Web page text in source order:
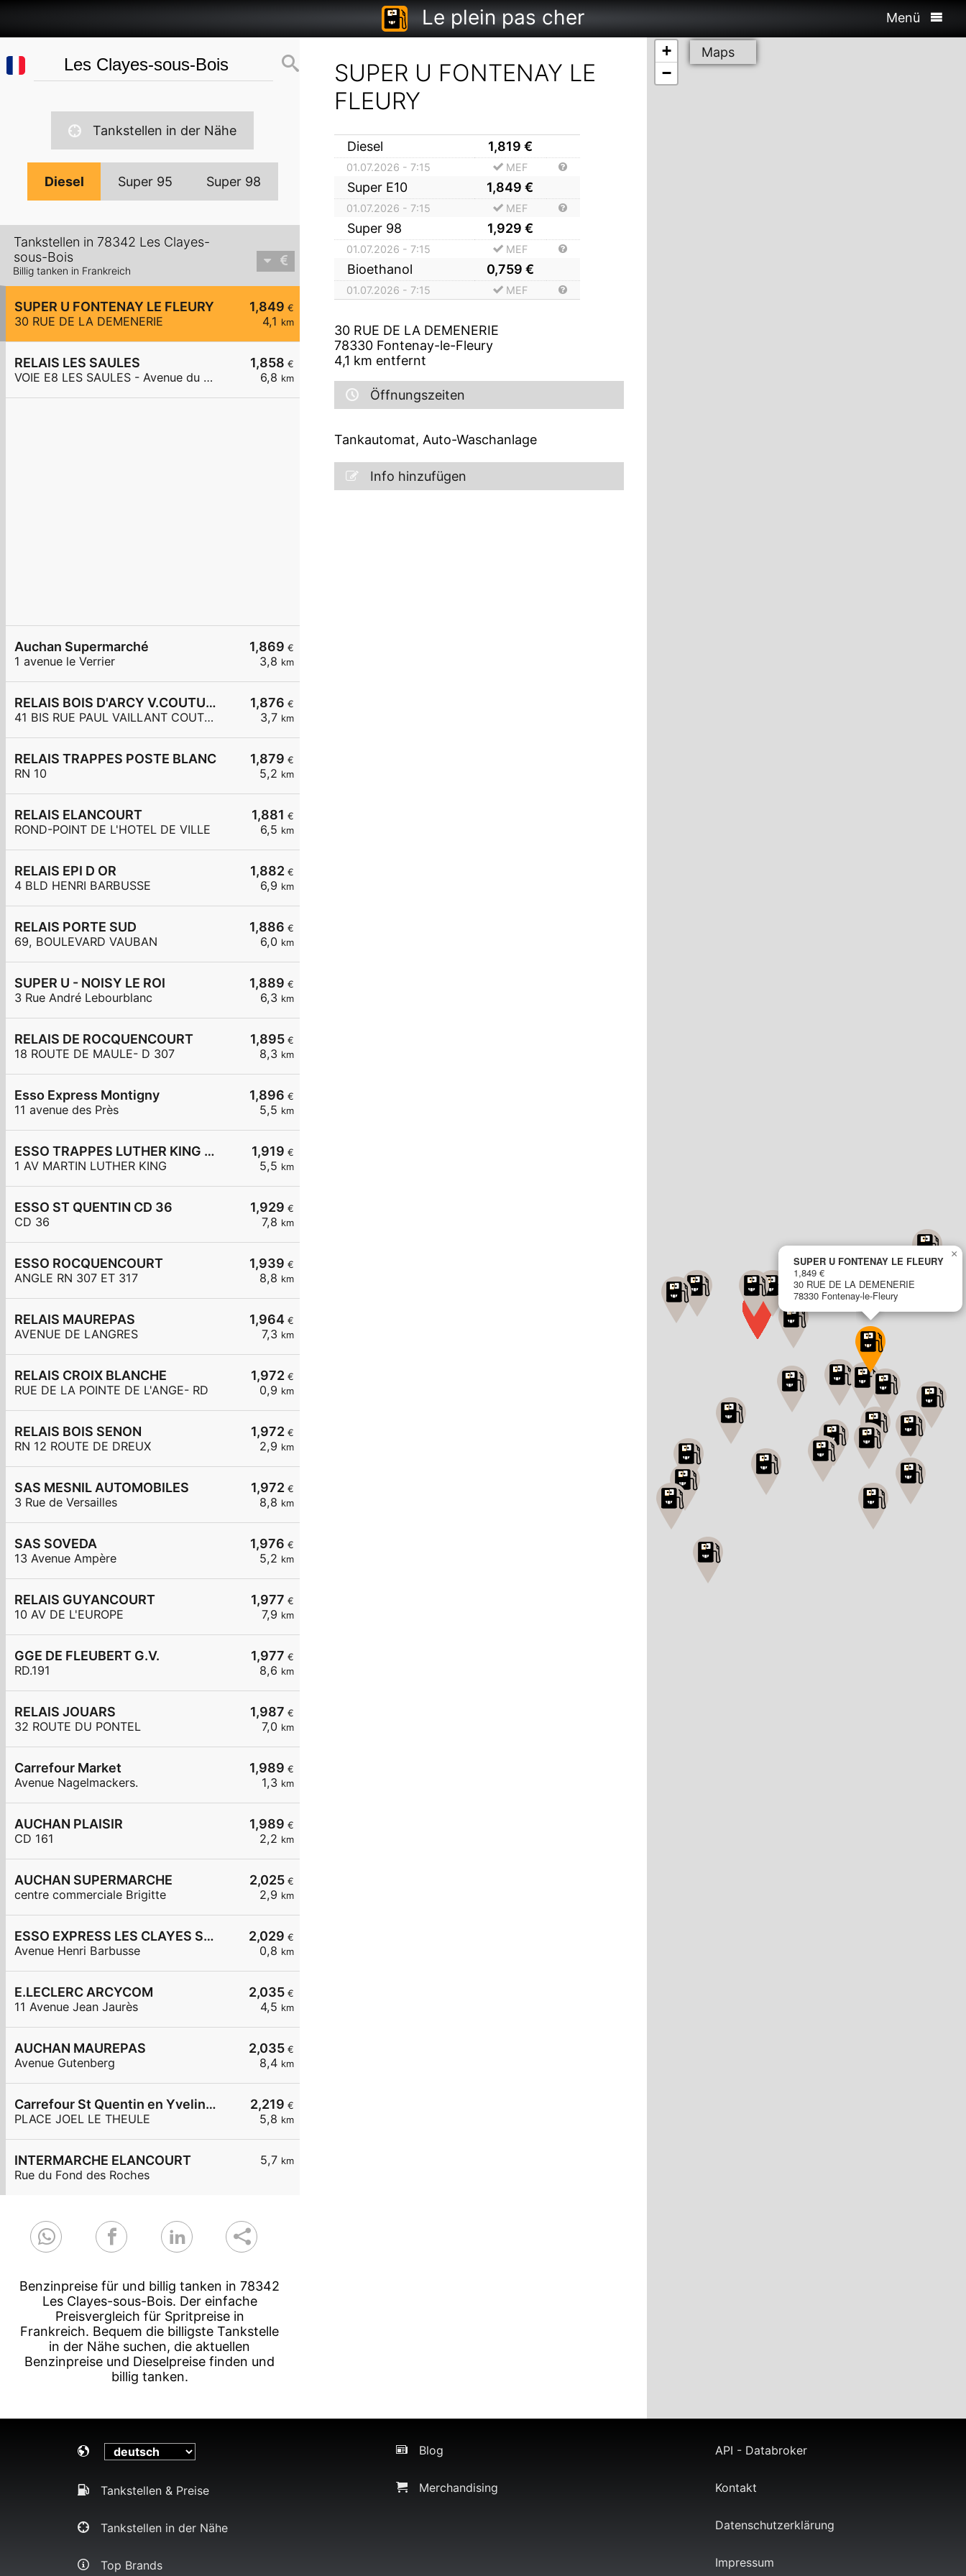
Le plein pas cher Menü
Tankstellen in der Nähe
Diesel Super 95 Super 98
Tankstellen in 78342 Les Clayes-
sous-Bois
Billig tanken in Frankreich
1,849 €
4,1 km
SUPER U FONTENAY LE FLEURY
30 RUE DE LA DEMENERIE
1,858 €
6,8 km
RELAIS LES SAULES
VOIE E8 LES SAULES - Avenue du 8 Mai 1945
1,869 €
3,8 km
Auchan Supermarché
1 avenue le Verrier
1,876 €
3,7 km
RELAIS BOIS D'ARCY V.COUTURIER
41 BIS RUE PAUL VAILLANT COUTURI
1,879 €
5,2 km
RELAIS TRAPPES POSTE BLANC
RN 10
1,881 €
6,5 km
RELAIS ELANCOURT
ROND-POINT DE L'HOTEL DE VILLE
1,882 €
6,9 km
RELAIS EPI D OR
4 BLD HENRI BARBUSSE
1,886 €
6,0 km
RELAIS PORTE SUD
69, BOULEVARD VAUBAN
1,889 €
6,3 km
SUPER U - NOISY LE ROI
3 Rue André Lebourblanc
1,895 €
8,3 km
RELAIS DE ROCQUENCOURT
18 ROUTE DE MAULE- D 307
1,896 €
5,5 km
Esso Express Montigny
11 avenue des Près
1,919 €
5,5 km
ESSO TRAPPES LUTHER KING - CARREFOUR EXPRESS
1 AV MARTIN LUTHER KING
1,929 €
7,8 km
ESSO ST QUENTIN CD 36
CD 36
1,939 €
8,8 km
ESSO ROCQUENCOURT
ANGLE RN 307 ET 317
1,964 €
7,3 km
RELAIS MAUREPAS
AVENUE DE LANGRES
1,972 €
0,9 km
RELAIS CROIX BLANCHE
RUE DE LA POINTE DE L'ANGE- RD
1,972 €
2,9 km
RELAIS BOIS SENON
RN 12 ROUTE DE DREUX
1,972 €
8,8 km
SAS MESNIL AUTOMOBILES
3 Rue de Versailles
1,976 €
5,2 km
SAS SOVEDA
13 Avenue Ampère
1,977 €
7,9 km
RELAIS GUYANCOURT
10 AV DE L'EUROPE
1,977 €
8,6 km
GGE DE FLEUBERT G.V.
RD.191
1,987 €
7,0 km
RELAIS JOUARS
32 ROUTE DU PONTEL
1,989 €
1,3 km
Carrefour Market
Avenue Nagelmackers.
1,989 €
2,2 km
AUCHAN PLAISIR
CD 161
2,025 €
2,9 km
AUCHAN SUPERMARCHE
centre commerciale Brigitte
2,029 €
0,8 km
ESSO EXPRESS LES CLAYES SS BOIS LA VIGNERAIE
Avenue Henri Barbusse
2,035 €
4,5 km
E.LECLERC ARCYCOM
11 Avenue Jean Jaurès
2,035 €
8,4 km
AUCHAN MAUREPAS
Avenue Gutenberg
2,219 €
5,8 km
Carrefour St Quentin en Yvelines
PLACE JOEL LE THEULE
5,7 km
INTERMARCHE ELANCOURT
Rue du Fond des Roches
Benzinpreise für und billig tanken in 78342
Les Clayes-sous-Bois. Der einfache
Preisvergleich für Spritpreise in
Frankreich. Bequem die billigste Tankstelle
in der Nähe suchen, die aktuellen
Benzinpreise und Dieselpreise finden und
billig tanken.
SUPER U FONTENAY LE
FLEURY
Diesel 1,819 €
01.07.2026 - 7:15 MEF
Super E10 1,849 €
01.07.2026 - 7:15 MEF
Super 98 1,929 €
01.07.2026 - 7:15 MEF
Bioethanol 0,759 €
01.07.2026 - 7:15 MEF
30 RUE DE LA DEMENERIE
78330 Fontenay-le-Fleury
4,1 km entfernt
Öffnungszeiten
Tankautomat, Auto-Waschanlage
Info hinzufügen
SUPER U FONTENAY LE FLEURY
1,849 €
30 RUE DE LA DEMENERIE
78330 Fontenay-le-Fleury
×
+
−
Maps
Tankstellen & Preise
Tankstellen in der Nähe
Top Brands
Blog
Merchandising
API - Databroker
Kontakt
Datenschutzerklärung
Impressum